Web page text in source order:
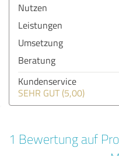
Nutzen
Leistungen
Umsetzung
Beratung
Kundenservice
SEHR GUT (5,00)
1 Bewertung auf